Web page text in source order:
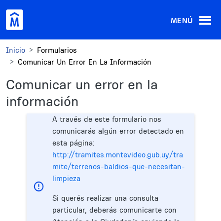
MENÚ
Inicio
Formularios
Comunicar Un Error En La Información
Comunicar un error en la
información
A través de este formulario nos
comunicarás algún error detectado en
esta página:
http://tramites.montevideo.gub.uy/tra
mite/terrenos-baldios-que-necesitan-
limpieza
Si querés realizar una consulta
particular, deberás comunicarte con